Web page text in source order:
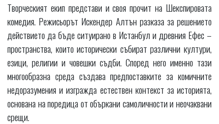
Творческият екип представи и своя прочит на Шекспировата
комедия. Режисьорът Искендер Алтън разказа за решението
действието да бъде ситуирано в Истанбул и древния Ефес –
пространства, които исторически събират различни култури,
езици, религии и човешки съдби. Според него именно тази
многообразна среда създава предпоставките за комичните
недоразумения и изгражда естествен контекст за историята,
основана на поредица от объркани самоличности и неочаквани
срещи.